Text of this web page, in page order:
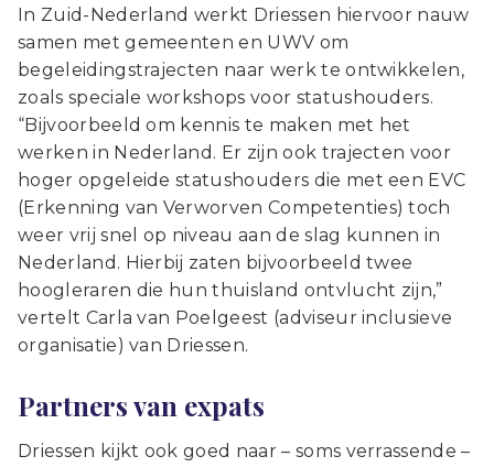
In Zuid-Nederland werkt Driessen hiervoor nauw
samen met gemeenten en UWV om
begeleidingstrajecten naar werk te ontwikkelen,
zoals speciale workshops voor statushouders.
“Bijvoorbeeld om kennis te maken met het
werken in Nederland. Er zijn ook trajecten voor
hoger opgeleide statushouders die met een EVC
(Erkenning van Verworven Competenties) toch
weer vrij snel op niveau aan de slag kunnen in
Nederland. Hierbij zaten bijvoorbeeld twee
hoogleraren die hun thuisland ontvlucht zijn,”
vertelt Carla van Poelgeest (adviseur inclusieve
organisatie) van Driessen.
Partners van expats
Driessen kijkt ook goed naar – soms verrassende –